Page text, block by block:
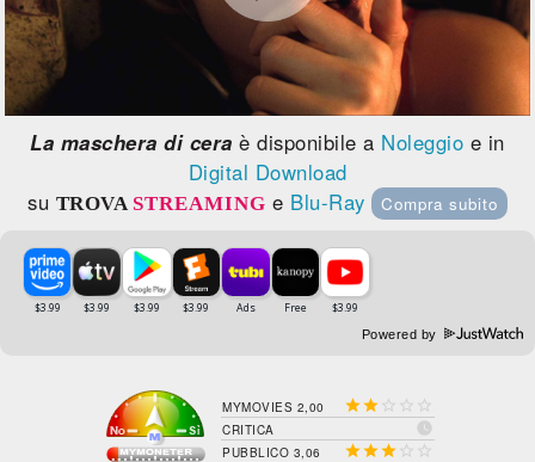
La maschera di cera è disponibile a Noleggio e in
Digital Download
su TROVA STREAMING e Blu-Ray Compra subito
Powered by
MYMOVIES 2,00    
CRITICA 
PUBBLICO 3,06   